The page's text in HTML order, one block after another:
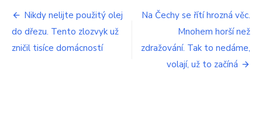
i
když
platí
Navigace
pro
příspěvek
Nikdy nelijte použitý olej
do dřezu. Tento zlozvyk už
zničil tisíce domácností
Na Čechy se řítí hrozná věc.
Mnohem horší než
zdražování. Tak to nedáme,
volají, už to začíná